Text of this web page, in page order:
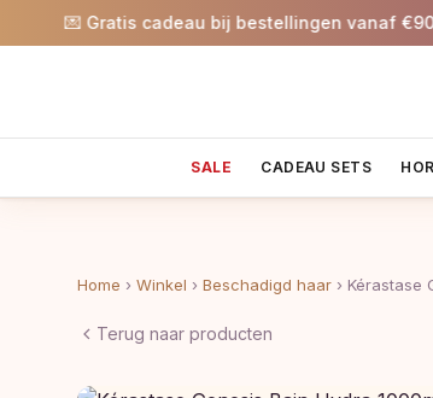
💌 Gratis cadeau bij bestellingen vanaf €90
SALE CADEAU SETS
Home › Winkel › Beschadigd haar › Kérastase
Terug naar producten